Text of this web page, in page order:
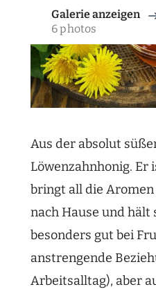
Galerie anzeigen
6 photos
Aus der absolut
Löwenzahnhonig. Er
bringt all die
nach Hause und hält
besonders gut bei
anstrengende
Arbeitsalltag), aber